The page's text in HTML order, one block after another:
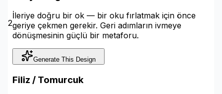
2
İleriye doğru bir ok — bir oku fırlatmak için önce
geriye çekmen gerekir. Geri adımların ivmeye
dönüşmesinin güçlü bir metaforu.
Generate This Design
Filiz / Tomurcuk